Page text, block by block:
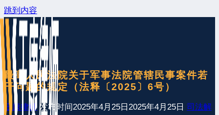
跳到内容
最高人民法院关于军事法院管辖民事案件若
干问题的规定（法释〔2025〕6号）
王康律师 发布时间2025年4月25日 2025年4月25日 司法解